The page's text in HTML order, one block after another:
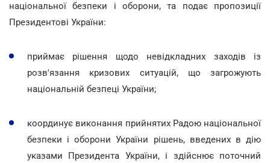
національної безпеки і оборони, та подає пропозиції
Президентові України:
приймає рішення щодо невідкладних заходів із
розв'язання кризових ситуацій, що загрожують
національній безпеці України;
координує виконання прийнятих Радою національної
безпеки і оборони України рішень, введених в дію
указами Президента України, і здійснює поточний